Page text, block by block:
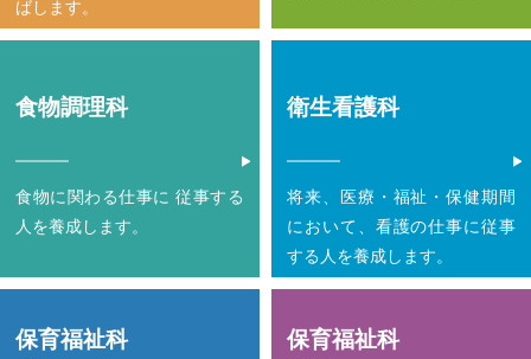
ばします。
食物調理科
食物に関わる仕事に 従事する
人を養成します。
衛生看護科
将来、医療・福祉・保健期間
において、 看護の仕事に従事
する人を養成します。
保育福祉科
保育福祉科